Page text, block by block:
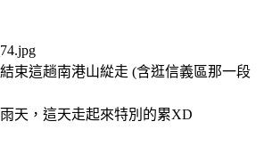
束這趟南港山緃走 (含逛信義區那一段
天，這天走起來特別的累XD